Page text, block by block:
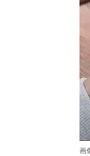
画